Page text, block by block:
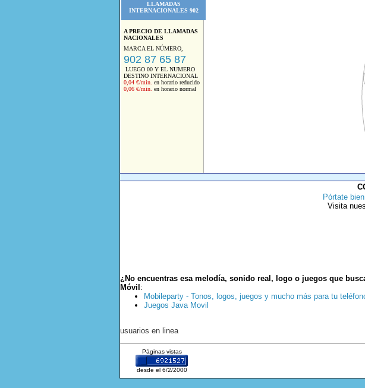
LLAMADAS
INTERNACIONALES 902
A PRECIO DE LLAMADAS
NACIONALES
MARCA EL NÚMERO,
902 87 65 87
LUEGO 00 Y EL NUMERO
DESTINO INTERNACIONAL
0,04 €/min. en horario reducido
0,06 €/min. en horario normal
Pórtate
Visita
¿No encuentras esa melodía, sonido real, logo o juegos que
Móvil :
Mobileparty - Tonos, logos, juegos y mucho más para tu
Juegos Java Movil
usuarios en linea
Páginas vistas
desde el 6/2/2000